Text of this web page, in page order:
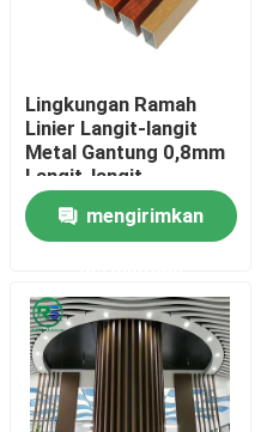
Lingkungan Ramah
Linier Langit-langit
Metal Gantung 0,8mm
Langit-langit
Aluminium Putih
mengirimkan